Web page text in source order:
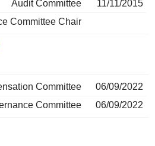
Audit Committee
11/11/2015
Committee Chair
Committee
06/09/2022
Committee
06/09/2022